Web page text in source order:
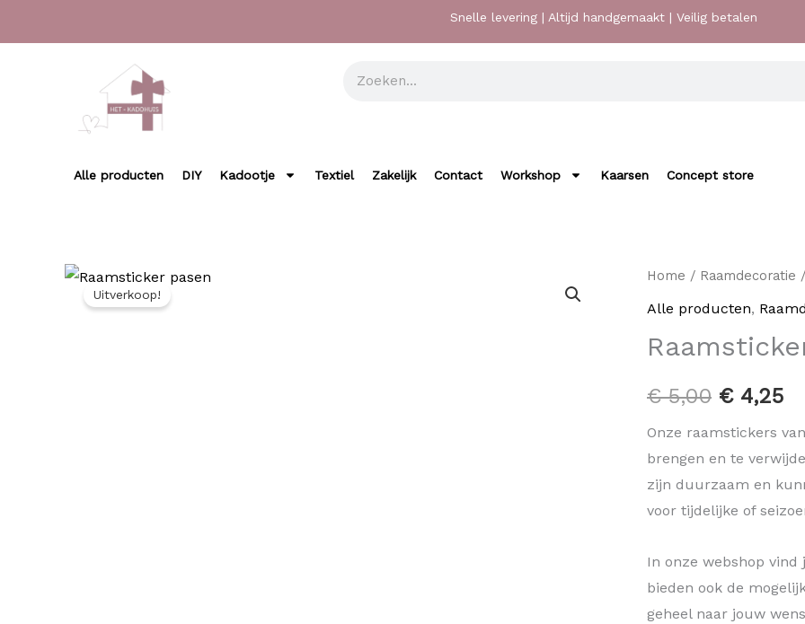
Snelle levering | Altijd handgemaakt | Veilig betalen
Zoeken
Alle producten DIY Kadootje Textiel Zakelijk Contact Workshop Kaarsen Concept store
Uitverkoop!
Home / Raamdecoratie
Alle producten,
€5,00
prijs
was:
€ 5,00.
€4,25€
Onze raamstickers
brengen en te
zijn duurzaam en
voor tijdelijke of
In onze webshop vind
bieden ook de
geheel naar jouw
Raamsticker
pasen